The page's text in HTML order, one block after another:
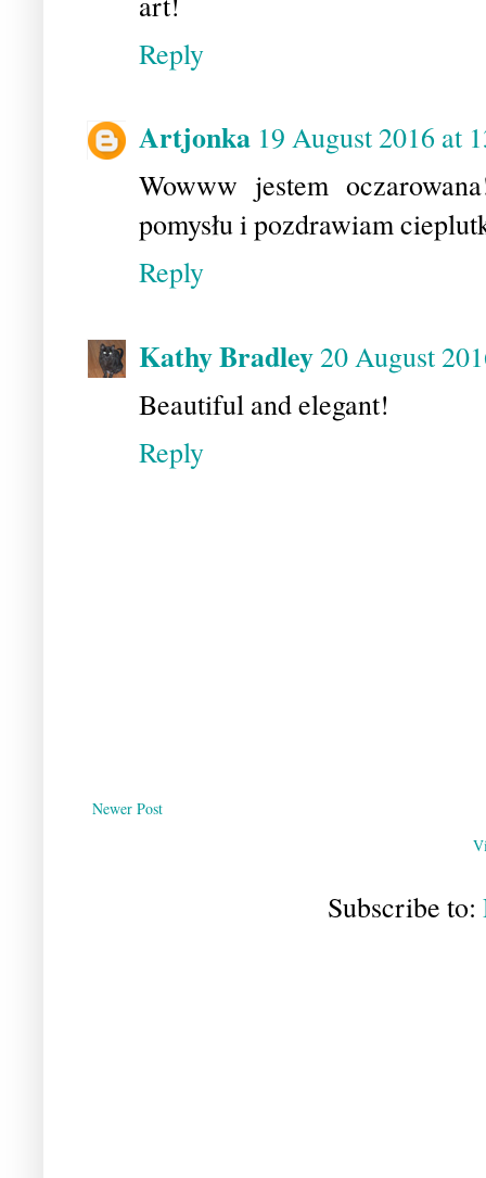
Reply
Artjonka 19 August 2016 at
Wowww jestem
pomysłu i pozdrawiam
Reply
Kathy Bradley 20 August
Beautiful and elegant!
Reply
Newer Post
Subscribe to: